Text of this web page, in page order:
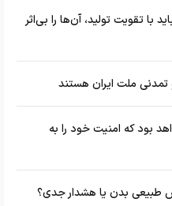
با تقویت تولید، آن‌ها را بی‌اثر
تمدنی ملت ایران هستند
بود که امنیت خود را به
طبیعی بدن یا هشدار جدی؟